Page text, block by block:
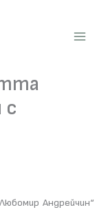
с
Андрейчин“